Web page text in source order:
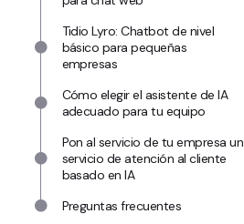
Tidio Lyro: Chatbot de nivel
básico para pequeñas
empresas
Cómo elegir el asistente de IA
adecuado para tu equipo
Pon al servicio de tu empresa un
servicio de atención al cliente
basado en IA
Preguntas frecuentes